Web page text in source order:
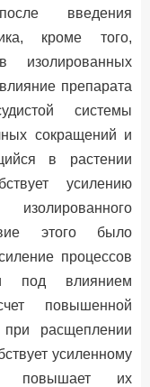
введения
кроме того,
изолированных
препарата
системы
сокращений и
в растении
усилению
изолированного
этого было
процессов
под влиянием
повышенной
при расщеплении
усиленному
повышает их